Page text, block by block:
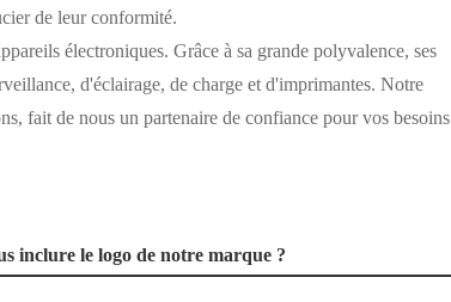
de leur conformité.
électroniques. Grâce à sa grande polyvalence, ses
d'éclairage, de charge et d'imprimantes. Notre
fait de nous un partenaire de confiance pour vos besoins
inclure le logo de notre marque ?